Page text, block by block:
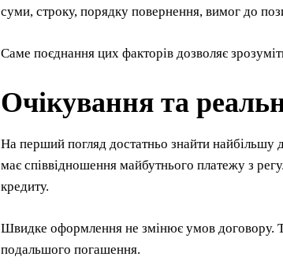
суми, строку, порядку повернення, вимог до
Саме поєднання цих факторів дозволяє
Очікування та
На перший погляд достатньо знайти
має співвідношення майбутнього платежу з
кредиту.
Швидке оформлення не змінює умов договору.
подальшого погашення.